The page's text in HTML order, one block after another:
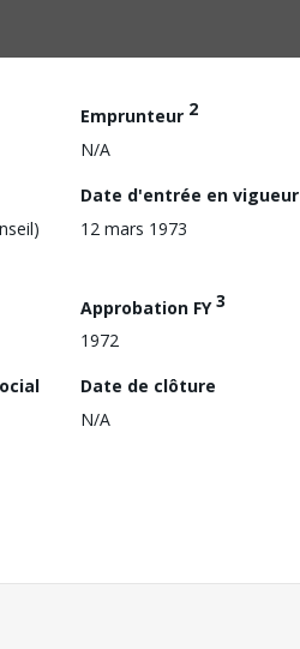
Emprunteur 2
N/A
Date d'entrée en vigueur
12 mars 1973
Approbation FY3
1972
Date de clôture
N/A